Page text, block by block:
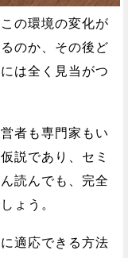
の環境の変化が
のか、その後ど
は全く見当がつ
者も専門家もい
説であり、セミ
読んでも、完全
ょう。
適応できる方法